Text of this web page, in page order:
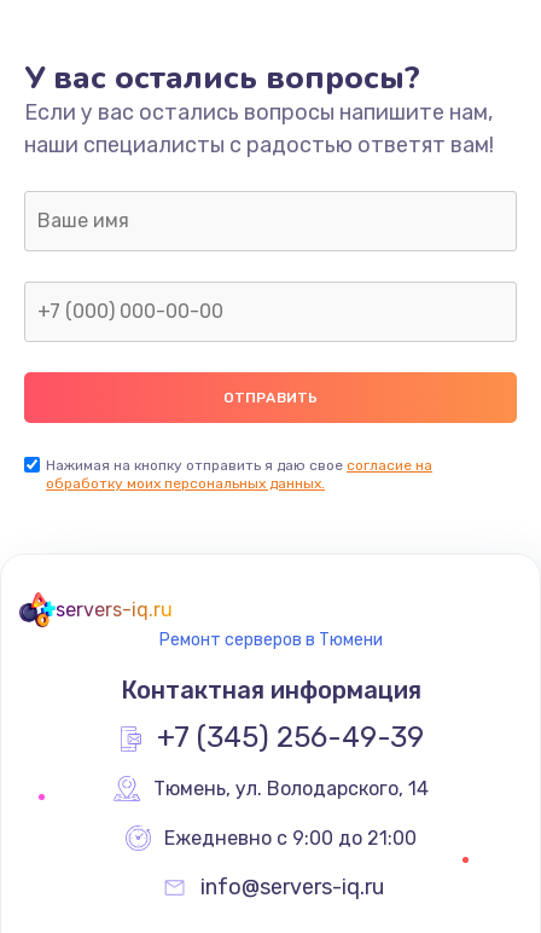
Замена термопасты
995 руб.
Замена северного моста
2600 руб.
Ремонт разъема питания
745 руб.
Заказать
Замена видеокарты
1600 руб.
У вас остались вопросы?
Если у вас остались вопросы напишите нам,
наши специалисты с радостью ответят вам!
Нажимая на кнопку отправить я даю свое согласие на
обработку моих персональных данных.
servers-iq.ru
Ремонт серверов в Тюмени
Контактная информация
+7 (345) 256-49-39
Тюмень, ул. Володарского, 14
Ежедневно с 9:00 до 21:00
info@servers-iq.ru